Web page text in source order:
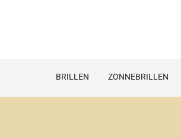
BRILLEN ZONNEBRILLEN